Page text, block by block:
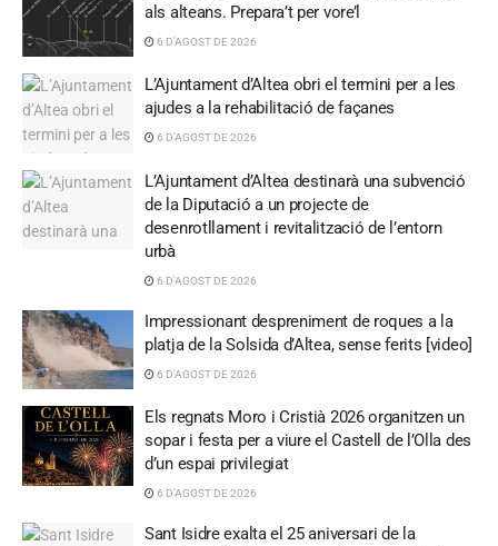
als alteans. Prepara’t per vore’l
6 D'AGOST DE 2026
L’Ajuntament d’Altea obri el termini per a les
ajudes a la rehabilitació de façanes
6 D'AGOST DE 2026
L’Ajuntament d’Altea destinarà una subvenció
de la Diputació a un projecte de
desenrotllament i revitalització de l’entorn
urbà
6 D'AGOST DE 2026
Impressionant despreniment de roques a la
platja de la Solsida d’Altea, sense ferits [video]
6 D'AGOST DE 2026
Els regnats Moro i Cristià 2026 organitzen un
sopar i festa per a viure el Castell de l’Olla des
d’un espai privilegiat
6 D'AGOST DE 2026
Sant Isidre exalta el 25 aniversari de la